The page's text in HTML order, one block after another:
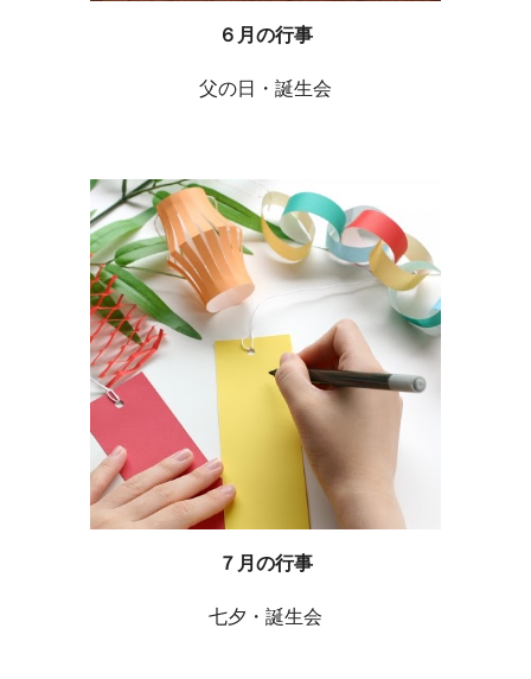
６月の行事
父の日・誕生会
７月の行事
七夕・誕生会